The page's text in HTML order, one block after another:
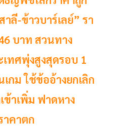
ลี-ข้าวบาร์เลย์” รา
บาท สวนทาง
ทศพุ่งสูงสุดรอบ 1
กม ใช้ข้ออ้างยกเลิก
ข้าเพิ่ม ฟาดหาง
าคาตก